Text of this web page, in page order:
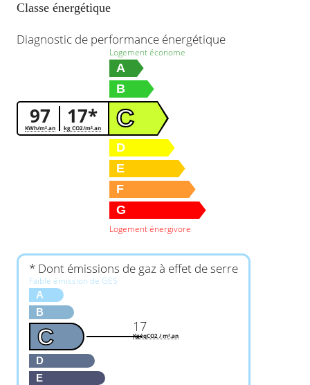
Classe énergétique
Diagnostic de performance énergétique
97
KWh/m².an 17*
kg CO2/m².an
Logement économe
A
B
C
D
E
F
G
Logement énergivore
* Dont émissions de gaz à effet de serre
Faible émission de GES
A
B
C
D
E
17
KgéqCO2 / m².an